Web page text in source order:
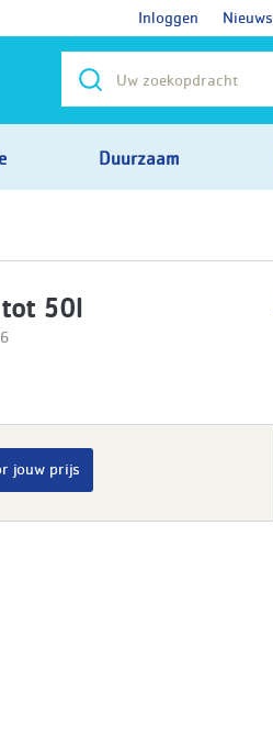
Inloggen Nieuws
Duurzaam
tot 50l
jouw prijs